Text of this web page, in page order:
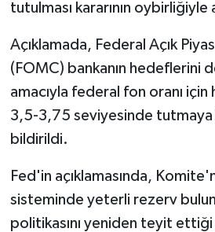
tutulması kararının oybirliğiyle
Açıklamada, Federal Açık
(FOMC) bankanın hedeflerini
amacıyla federal fon oranı için
3,5-3,75 seviyesinde tutmaya
bildirildi.
Fed'in açıklamasında,
sisteminde yeterli rezerv
politikasını yeniden teyit ettiği